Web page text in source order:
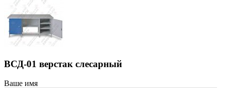
ВСД-01 верстак слесарный
Ваше имя